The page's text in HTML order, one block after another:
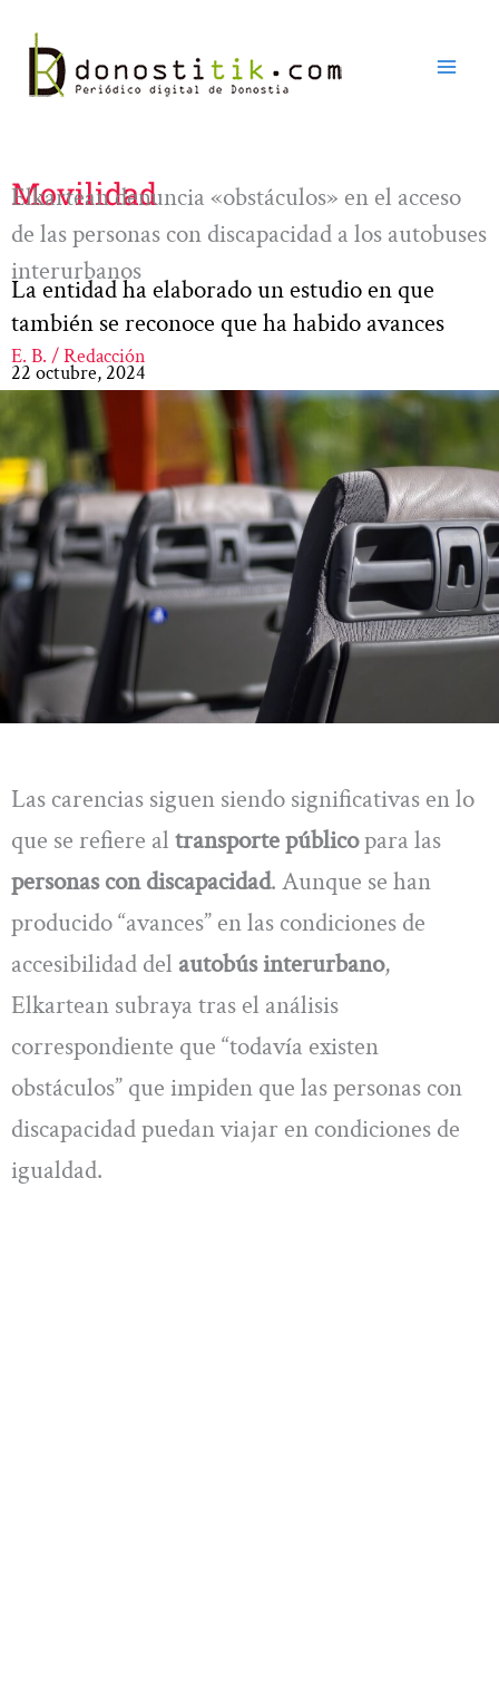
contenido
Movilidad
Elkartean denuncia «obstáculos» en el acceso
de las personas con discapacidad a los autobuses
interurbanos
La entidad ha elaborado un estudio en que
también se reconoce que ha habido avances
E. B. / Redacción
22 octubre, 2024
Las carencias siguen siendo significativas en lo
que se refiere al transporte públicopara las
personas con discapacidad. Aunque se han
producido “avances” en las condiciones de
accesibilidad del autobús interurbano,
Elkartean subraya tras el análisis
correspondiente que “todavía existen
obstáculos” que impiden que las personas con
discapacidad puedan viajar en condiciones de
igualdad.